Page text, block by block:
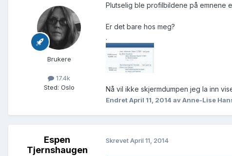
Brukere
17.4k
Sted: Oslo
Plutselig ble profilbildene på emnene
Er det bare hos meg?
.
Nå vil ikke skjermdumpen jeg la inn
EndretApril 11, 2014 av Anne-Lise
Espen
Tjernshaugen
SkrevetApril 11, 2014